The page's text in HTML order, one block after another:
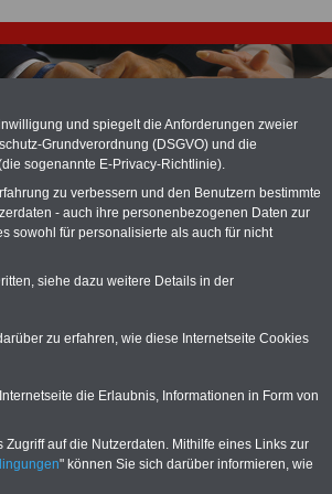
(zu geringe Alimentation)
für verfassungs-
der Besoldung
gibt es teilweise
SERVICE gibt hierzu eine
des Gesetzentwurfs der
und TV-L)
und spiegelt die Anforderungen zweier
Grundverordnung (DSGVO) und die
sogenannte E-Privacy-Richtlinie).
zu verbessern und den Benutzern bestimmte
- auch ihre personenbezogenen Daten zur
sowohl für personalisierte als auch für nicht
siehe dazu weitere Details in der
zu erfahren, wie diese Internetseite Cookies
die Erlaubnis, Informationen in Form von
auf die Nutzerdaten. Mithilfe eines Links zur
" können Sie sich darüber informieren, wie